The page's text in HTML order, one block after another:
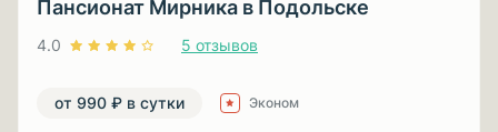
Пансионат Мирника в Подольске
4.0 5 отзывов
от 990 ₽ в сутки Эконом